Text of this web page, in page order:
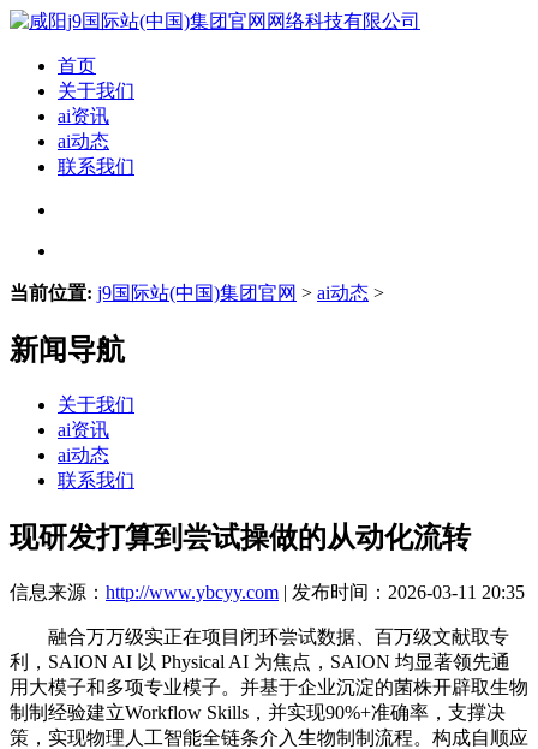
首页
关于我们
ai资讯
ai动态
联系我们
当前位置: j9国际站(中国)集团官网 > ai动态 >
新闻导航
关于我们
ai资讯
ai动态
联系我们
现研发打算到尝试操做的从动化流转
信息来源： http://www.ybcyy.com | 发布时间：2026-03-11 20:35
融合万万级实正在项目闭环尝试数据、百万级文献取专
利，SAION AI 以 Physical AI 为焦点，SAION 均显著领先通
用大模子和多项专业模子。并基于企业沉淀的菌株开辟取生物
制制经验建立Workflow Skills，并实现90%+准确率，支撑决
策，实现物理人工智能全链条介入生物制制流程。构成自顺应